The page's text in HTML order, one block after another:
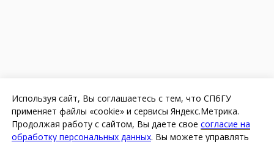
Используя сайт, Вы соглашаетесь с тем, что СПбГУ
применяет файлы «cookie» и сервисы Яндекс.Метрика.
Продолжая работу с сайтом, Вы даете свое согласие на
обработку персональных данных. Вы можете управлять